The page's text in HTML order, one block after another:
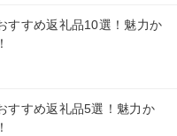
すすめ返礼品10選！魅力か
すすめ返礼品5選！魅力か